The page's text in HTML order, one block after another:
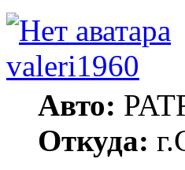
valeri1960
Авто:
Откуда: